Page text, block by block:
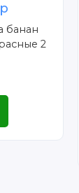
банан
2